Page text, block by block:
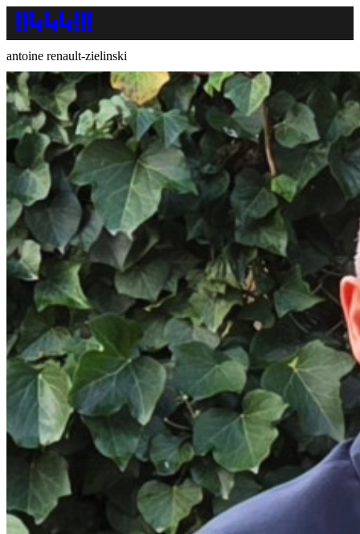
antoine renault-zielinski